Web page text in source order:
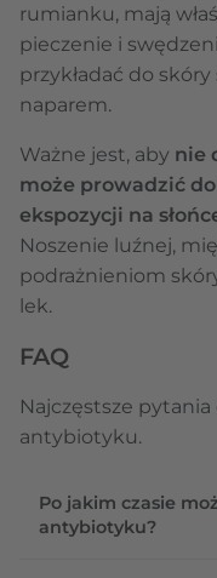
rumianku, mają
pieczenie i
przykładać do
naparem.
Ważne jest, aby nie
może prowadzić
ekspozycji na
Noszenie luźnej,
podrażnieniom
lek.
FAQ
Najczęstsze
antybiotyku.
Po jakim czasie
antybiotyku?